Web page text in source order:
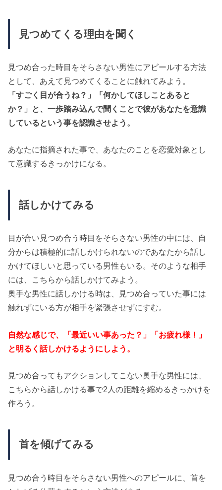
見つめてくる理由を聞く
見つめ合った時目をそらさない男性にアピールする方法
として、あえて見つめてくることに触れてみよう。
「すごく目が合うね？」「何かしてほしことあると
か？」と、一歩踏み込んで聞くことで彼があなたを意識
しているという事を認識させよう。
あなたに指摘された事で、あなたのことを恋愛対象とし
て意識するきっかけになる。
話しかけてみる
目が合い見つめ合う時目をそらさない男性の中には、自
分からは積極的に話しかけられないのであなたから話し
かけてほしいと思っている男性もいる。そのような相手
には、こちらから話しかけてみよう。
奥手な男性に話しかける時は、見つめ合っていた事には
触れずにいる方が相手を緊張させずにすむ。
自然な感じで、「最近いい事あった？」「お疲れ様！」
と明るく話しかけるようにしよう。
見つめ合ってもアクションしてこない奥手な男性には、
こちらから話しかける事で2人の距離を縮めるきっかけを
作ろう。
首を傾げてみる
見つめ合う時目をそらさない男性へのアピールに、首を